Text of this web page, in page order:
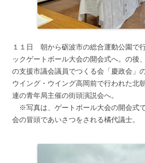
１１日 朝から砺波市の総合運動公園で
ックゲートボール大会の開会式へ。の後
の支援市議会議員でつくる会「慶政会」
ウイング・ウイング高岡前で行われた北
連の青年局主催の街頭演説会へ。
※写真は、ゲートボール大会の開会式
会の冒頭であいさつをされる橘代議士。